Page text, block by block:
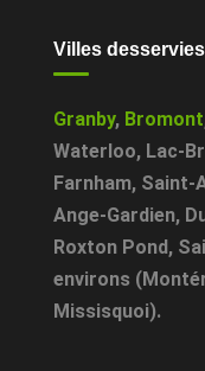
Villes desservies
Granby, Bromont
Waterloo, Lac-
Farnham, Saint-
Ange-Gardien,
Roxton Pond ,
environs
Missisquoi).